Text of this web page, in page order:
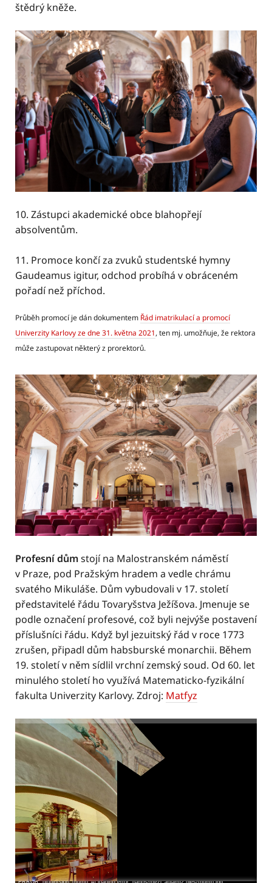
štědrý kněže.
10. Zástupci akademické obce blahopřejí
absolventům.
11. Promoce končí za zvuků studentské hymny
Gaudeamus igitur, odchod probíhá v obráceném
pořadí než příchod.
Průběh promocí je dán dokumentem Řád imatrikulací a promocí
Univerzity Karlovy ze dne 31. května 2021, ten mj. umožňuje, že rektora
může zastupovat některý z prorektorů.
Profesní důmstojí na Malostranském náměstí
v Praze, pod Pražským hradem a vedle chrámu
svatého Mikuláše. Dům vybudovali v 17. století
představitelé řádu Tovaryšstva Ježíšova. Jmenuje se
podle označení profesové, což byli nejvýše postavení
příslušníci řádu. Když byl jezuitský řád v roce 1773
zrušen, připadl dům habsburské monarchii. Během
19. století v něm sídlil vrchní zemský soud. Od 60. let
minulého století ho využívá Matematicko-fyzikální
fakulta Univerzity Karlovy. Zdroj: Matfyz